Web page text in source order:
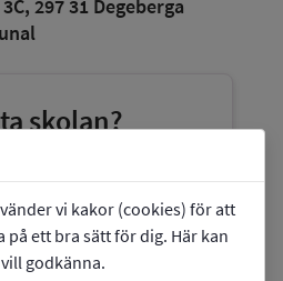
vi kakor (cookies) för att
ett bra sätt för dig. Här kan
godkänna.
, 297 31 Degeberga
skolan?
H